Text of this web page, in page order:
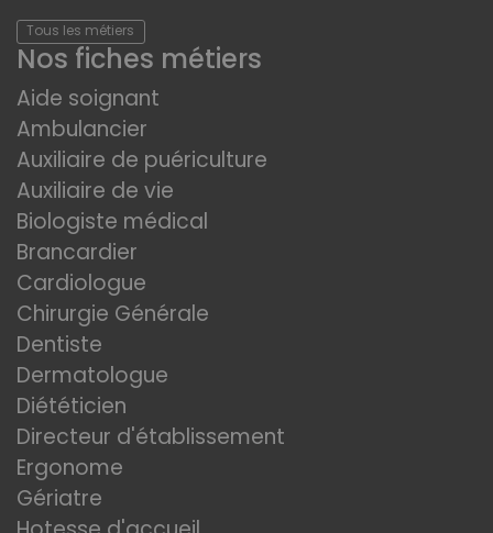
Tous les métiers
Nos fiches métiers
Aide soignant
Ambulancier
Auxiliaire de puériculture
Auxiliaire de vie
Biologiste médical
Brancardier
Cardiologue
Chirurgie Générale
Dentiste
Dermatologue
Diététicien
Directeur d'établissement
Ergonome
Gériatre